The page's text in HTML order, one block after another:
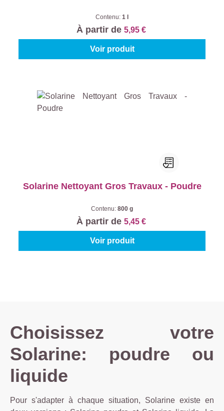
Contenu: 1 l
À partir de 5,95 €
Voir produit
Solarine Nettoyant Gros Travaux - Poudre
Contenu: 800 g
À partir de 5,45 €
Voir produit
Choisissez votre
Solarine: poudre ou
liquide
Pour s'adapter à chaque situation, Solarine existe en